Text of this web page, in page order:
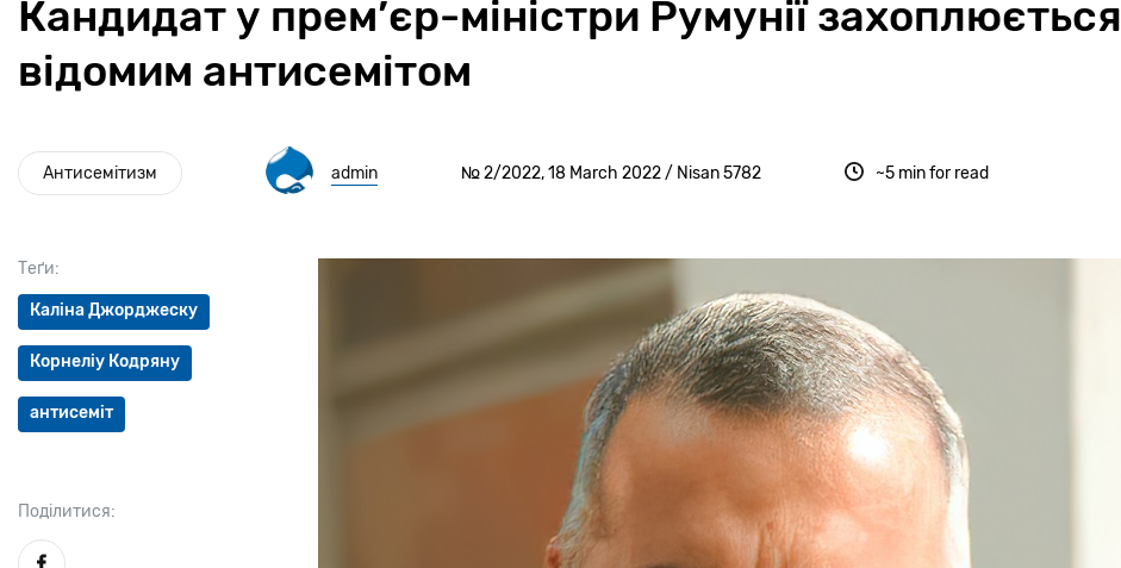
Кандидат у прем’єр-міністри Румунії захоплюється
відомим антисемітом
Антисемітизм admin № 2/2022, 18 March 2022 / Nisan 5782 ~5 min for read
Теґи:
Каліна Джорджеску
Корнеліу Кодряну
антисеміт
Поділитися: